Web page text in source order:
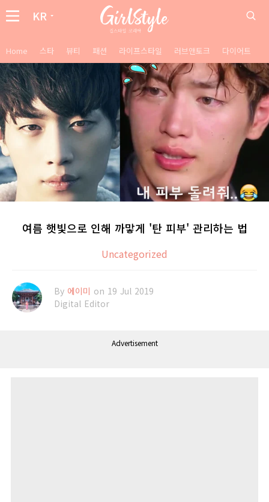
KR
Home 스타 뷰티 패션 라이프스타일 러브앤토크 다이어트
여름 햇빛으로 인해 까맣게 '탄 피부' 관리하는 법
Uncategorized
By 에이미 on 19 Jul 2019
Digital Editor
Advertisement